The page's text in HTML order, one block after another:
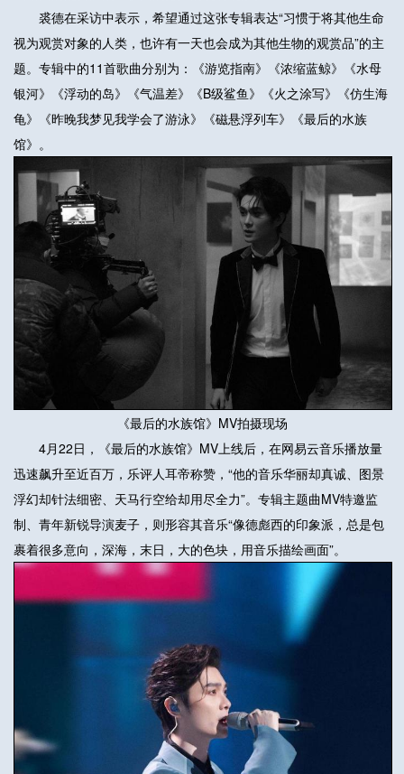
裘德在采访中表示，希望通过这张专辑表达“习惯于将其他生命
视为观赏对象的人类，也许有一天也会成为其他生物的观赏品”的主
题。专辑中的11首歌曲分别为：《游览指南》《浓缩蓝鲸》《水母
银河》《浮动的岛》《气温差》《B级鲨鱼》《火之涂写》《仿生海
龟》《昨晚我梦见我学会了游泳》《磁悬浮列车》《最后的水族
馆》。
《最后的水族馆》MV拍摄现场
4月22日，《最后的水族馆》MV上线后，在网易云音乐播放量
迅速飙升至近百万，乐评人耳帝称赞，“他的音乐华丽却真诚、图景
浮幻却针法细密、天马行空给却用尽全力”。专辑主题曲MV特邀监
制、青年新锐导演麦子，则形容其音乐“像德彪西的印象派，总是包
裹着很多意向，深海，末日，大的色块，用音乐描绘画面”。